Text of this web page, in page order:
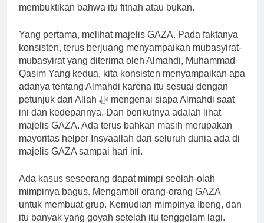
membuktikan bahwa itu fitnah atau bukan.
Yang pertama, melihat majelis GAZA. Pada faktanya
konsisten, terus berjuang menyampaikan mubasyirat-
mubasyirat yang diterima oleh Almahdi, Muhammad
Qasim Yang kedua, kita konsisten menyampaikan apa
adanya tentang Almahdi karena itu sesuai dengan
petunjuk dari Allah ﷻ mengenai siapa Almahdi saat
ini dan kedepannya. Dan berikutnya adalah lihat
majelis GAZA. Ada terus bahkan masih merupakan
mayoritas helper Insyaallah dari seluruh dunia ada di
majelis GAZA sampai hari ini.
Ada kasus seseorang dapat mimpi seolah-olah
mimpinya bagus. Mengambil orang-orang GAZA
untuk membuat grup. Kemudian mimpinya Ibeng, dan
itu banyak yang goyah setelah itu tenggelam lagi.